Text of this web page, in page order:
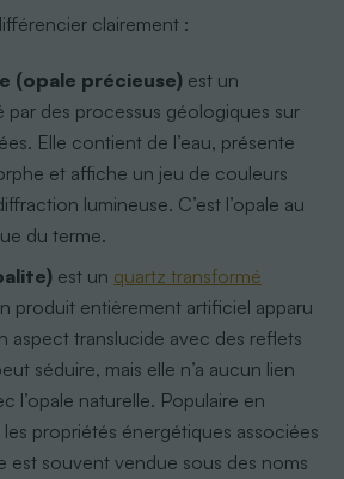
clairement :
(opale précieuse) est un
par des processus géologiques sur
Elle contient de l’eau, présente
et affiche un jeu de couleurs
lumineuse. C’est l’opale au
du terme.
est un quartz transformé
produit entièrement artificiel apparu
aspect translucide avec des reflets
séduire, mais elle n’a aucun lien
l’opale naturelle. Populaire en
propriétés énergétiques associées
est souvent vendue sous des noms